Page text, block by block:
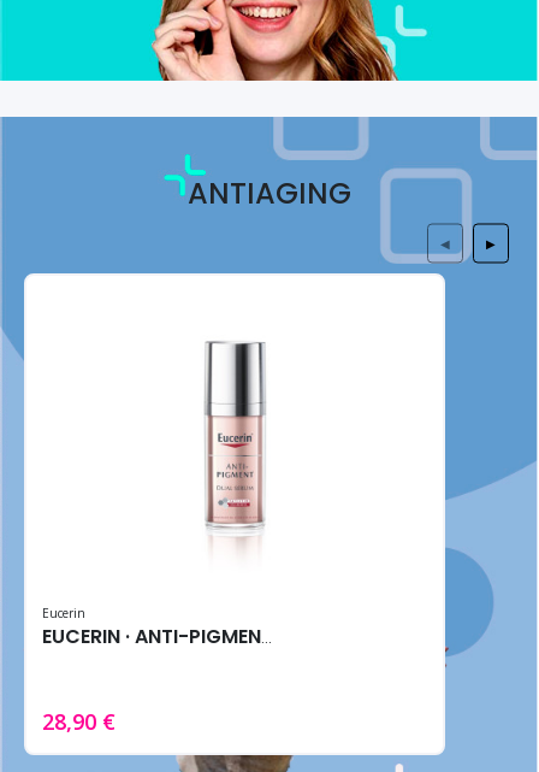
ANTIAGING
Eucerin
EUCERIN · ANTI-PIGMENT SERUM 30ML - Reductor Manchas
28,90 €
◀ ▶